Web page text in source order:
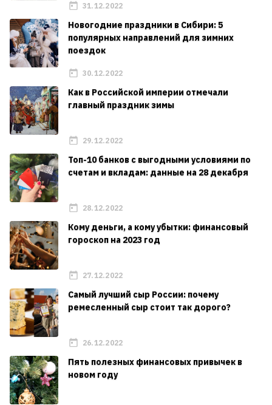
31.12.2022
Новогодние праздники в Сибири: 5
популярных направлений для зимних
поездок
30.12.2022
Как в Российской империи отмечали
главный праздник зимы
29.12.2022
Топ-10 банков с выгодными условиями по
счетам и вкладам: данные на 28 декабря
28.12.2022
Кому деньги, а кому убытки: финансовый
гороскоп на 2023 год
27.12.2022
Самый лучший сыр России: почему
ремесленный сыр стоит так дорого?
26.12.2022
Пять полезных финансовых привычек в
новом году